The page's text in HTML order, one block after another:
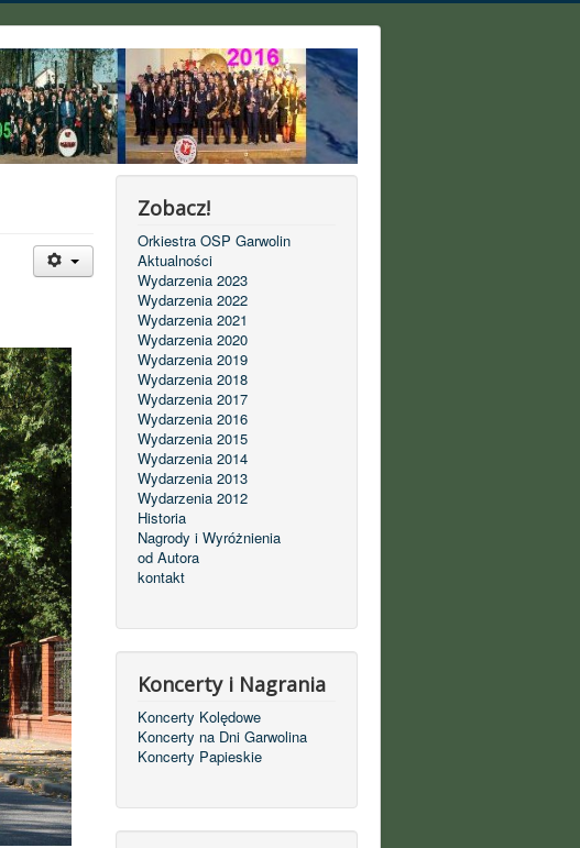
Zobacz!
Orkiestra OSP Garwolin
Aktualności
Wydarzenia 2023
Wydarzenia 2022
Wydarzenia 2021
Wydarzenia 2020
Wydarzenia 2019
Wydarzenia 2018
Wydarzenia 2017
Wydarzenia 2016
Wydarzenia 2015
Wydarzenia 2014
Wydarzenia 2013
Wydarzenia 2012
Historia
Nagrody i Wyróżnienia
od Autora
kontakt
Koncerty i Nagrania
Koncerty Kolędowe
Koncerty na Dni Garwolina
Koncerty Papieskie